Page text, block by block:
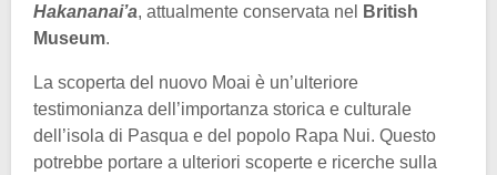
Hakananai’a, attualmente conservata nel
British
Museum.
La scoperta del nuovo Moai è un’ulteriore
testimonianza dell’importanza storica e culturale
dell’isola di Pasqua e del popolo Rapa Nui. Questo
potrebbe portare a ulteriori scoperte e ricerche sulla